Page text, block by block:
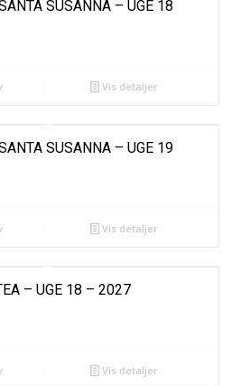
SUSANNA – UGE 18
Vis detaljer
SUSANNA – UGE 19
Vis detaljer
– UGE 18 – 2027
Vis detaljer